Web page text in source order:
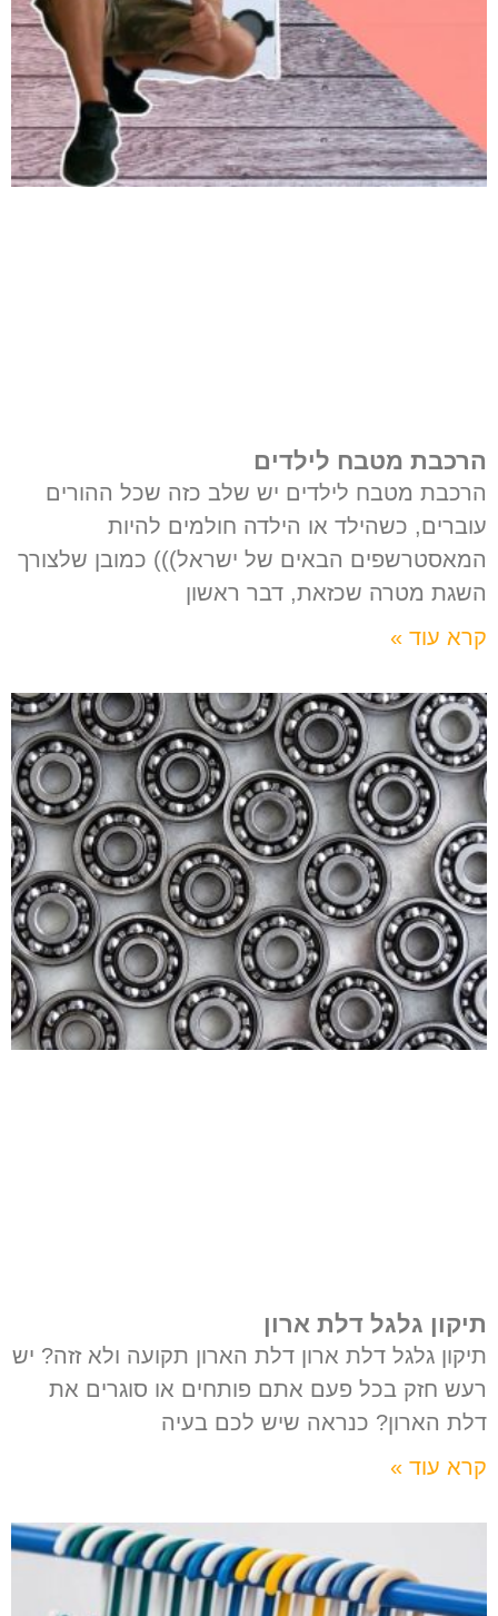
הרכבת מטבח לילדים
הרכבת מטבח לילדים יש שלב כזה שכל ההורים
עוברים, כשהילד או הילדה חולמים להיות
המאסטרשפים הבאים של ישראל))) כמובן שלצורך
השגת מטרה שכזאת, דבר ראשון
קרא עוד »
תיקון גלגל דלת ארון
תיקון גלגל דלת ארון דלת הארון תקועה ולא זזה? יש
רעש חזק בכל פעם אתם פותחים או סוגרים את
דלת הארון? כנראה שיש לכם בעיה
קרא עוד »